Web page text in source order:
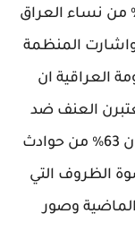
قالت منظنة اليونسيف ان 40% من نساء العراق
واشارت المنظمة
العراقية ان
بين (15_49)يعتبرن العنف ضد
المراة امرا مقبولا كما اوردت الدؤلسة ان 63% من حوادث
الظروف التي
وصور